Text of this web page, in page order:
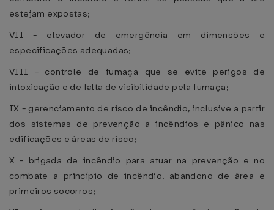
estejam expostas;
VII - elevador de emergência em dimensões e
especificações adequadas;
VIII - controle de fumaça que se evite perigos de
intoxicação e de falta de visibilidade pela fumaça;
IX - gerenciamento de risco de incêndio, inclusive a partir
dos sistemas de prevenção a incêndios e pânico nas
edificações e áreas de risco;
X - brigada de incêndio para atuar na prevenção e no
combate a princípio de incêndio, abandono de área e
primeiros socorros;